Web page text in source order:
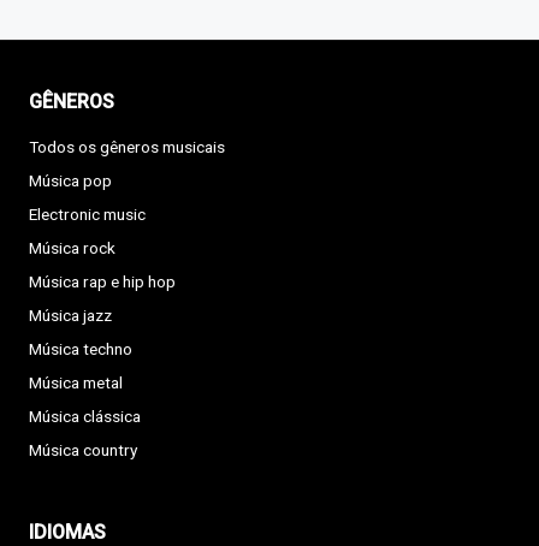
GÊNEROS
Todos os gêneros musicais
Música pop
Electronic music
Música rock
Música rap e hip hop
Música jazz
Música techno
Música metal
Música clássica
Música country
IDIOMAS